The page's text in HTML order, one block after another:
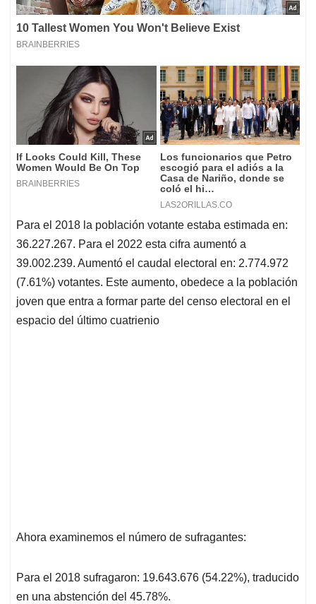
Para el 2018 la población votante estaba estimada en:
36.227.267. Para el 2022 esta cifra aumentó a
39.002.239. Aumentó el caudal electoral en: 2.774.972
(7.61%) votantes. Este aumento, obedece a la población
joven que entra a formar parte del censo electoral en el
espacio del último cuatrienio
Ahora examinemos el número de sufragantes:
Para el 2018 sufragaron: 19.643.676 (54.22%), traducido
en una abstención del 45.78%.